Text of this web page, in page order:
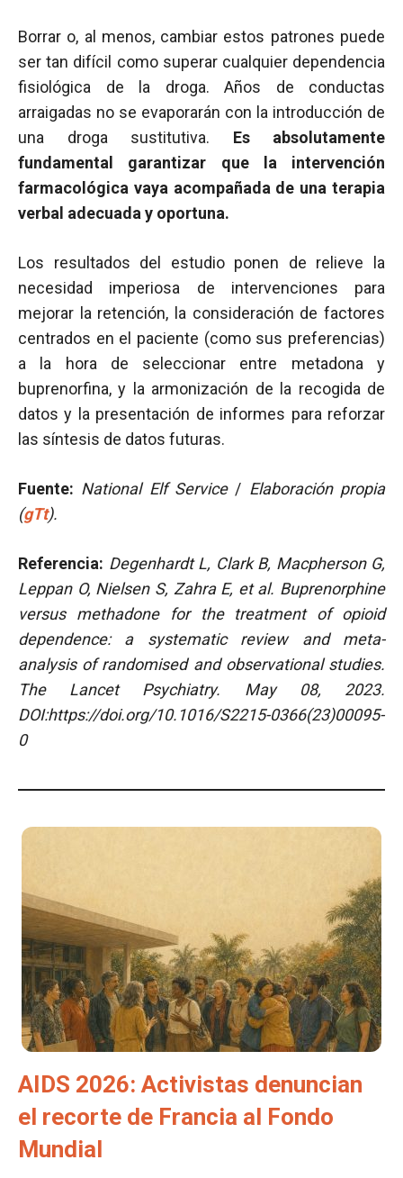
Borrar o, al menos, cambiar estos patrones puede
ser tan difícil como superar cualquier dependencia
fisiológica de la droga. Años de conductas
arraigadas no se evaporarán con la introducción de
una droga sustitutiva. Es absolutamente
fundamental garantizar que la intervención
farmacológica vaya acompañada de una terapia
verbal adecuada y oportuna.
Los resultados del estudio ponen de relieve la
necesidad imperiosa de intervenciones para
mejorar la retención, la consideración de factores
centrados en el paciente (como sus preferencias)
a la hora de seleccionar entre metadona y
buprenorfina, y la armonización de la recogida de
datos y la presentación de informes para reforzar
las síntesis de datos futuras.
Fuente: National Elf Service/ Elaboración propia
(gTt).
Referencia: Degenhardt L, Clark B, Macpherson G,
Leppan O, Nielsen S, Zahra E, et al. Buprenorphine
versus methadone for the treatment of opioid
dependence: a systematic review and meta-
analysis of randomised and observational studies.
The Lancet Psychiatry. May 08, 2023.
DOI:https://doi.org/10.1016/S2215-0366(23)00095-
0
AIDS 2026: Activistas denuncian
el recorte de Francia al Fondo
Mundial